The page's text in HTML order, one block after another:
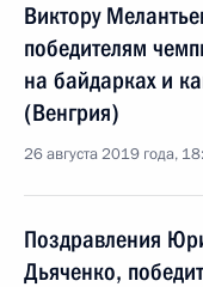
Виктору
победителям
на байдарках и
(Венгрия)
26 августа 2019 года,
Поздравления
Дьяченко,